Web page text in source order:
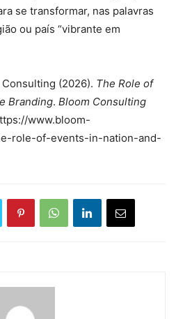
se transformar, nas palavras
ou país “vibrante em
Consulting (2026). The Role of
Branding. Bloom Consulting
www.bloom-
role-of-events-in-nation-and-